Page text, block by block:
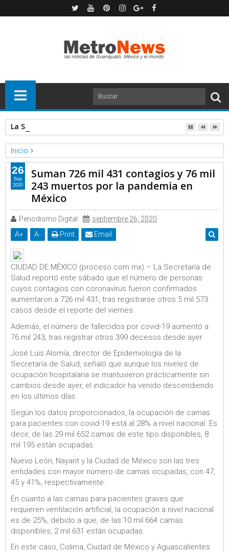
La SEC investiga a Tesla por denuncia de defectos en los
Inicio
Proceso
Suman 726 mil 431 contagios y 76 mil 243 muertos por la
pandemia en México
Suman 726 mil 431 contagios y 76 mil
243 muertos por la pandemia en
México
Periodismo Digital
septiembre 26, 2020
A+ A- Print Email
CIUDAD DE MÉXICO (proceso.com.mx).– La Secretaría de
Salud reportó este sábado que el número de personas
cuyos contagios con coronavirus fueron confirmados
aumentaron a 726 mil 431, tras registrarse otros 5 mil 573
casos desde el reporte del viernes.
Además, el número de fallecidos por covid-19 aumentó a
76 mil 243, tras registrar otros 399 decesos desde ayer.
José Luis Alomía, director de Epidemiología de la
Secretaría de Salud, señaló que aunque los niveles de
ocupación hospitalaria se mantuvieron prácticamente sin
cambios desde ayer, el indicador ha venido descendiendo
en los últimos días.
Según los datos proporcionados, la ocupación de camas
para pacientes con covid-19 está al 28% a nivel nacional. Es
decir, de las 29 mil 652 camas de este tipo disponibles, 8
mil 195 están ocupadas.
Nuevo León, Nayarit y la Ciudad de México son las tres
entidades con mayor número de camas ocupadas, con 47,
45 y 41%, respectivamente.
En cuanto a las camas para pacientes graves que
requieren ventilación artificial, la ocupación a nivel nacional
es de 25%, debido a que, de las 10 mil 664 camas
disponibles, 2 mil 631 están ocupadas.
En este caso, Colima, Ciudad de México y Aguascalientes
26
Sep
2020